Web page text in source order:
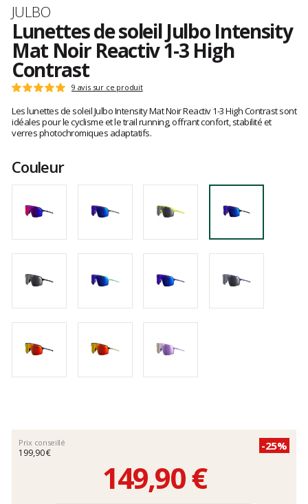
Marque
JULBO
Lunettes de soleil Julbo Intensity
Mat Noir Reactiv 1-3 High
Contrast
Les
clients
Note
:
5
sur
9 avis sur ce produit
Les lunettes de soleil Julbo Intensity Mat Noir Reactiv 1-3 High Contrast sont
idéales pour le cyclisme et le trail running, offrant confort, stabilité et
verres photochromiques adaptatifs.
Couleur
Prix conseillé
199,90 €
-25%
149,90 €